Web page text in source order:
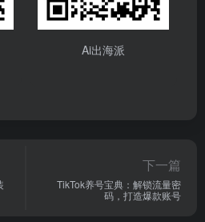
Ai出海派
下一篇
TikTok养号宝典：解锁流量密
码，打造爆款账号